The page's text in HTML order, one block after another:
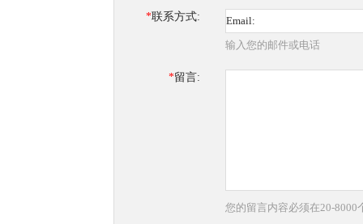
*联系方式:
输入您的邮件或电话
*留言:
您的留言内容必须在20-8000